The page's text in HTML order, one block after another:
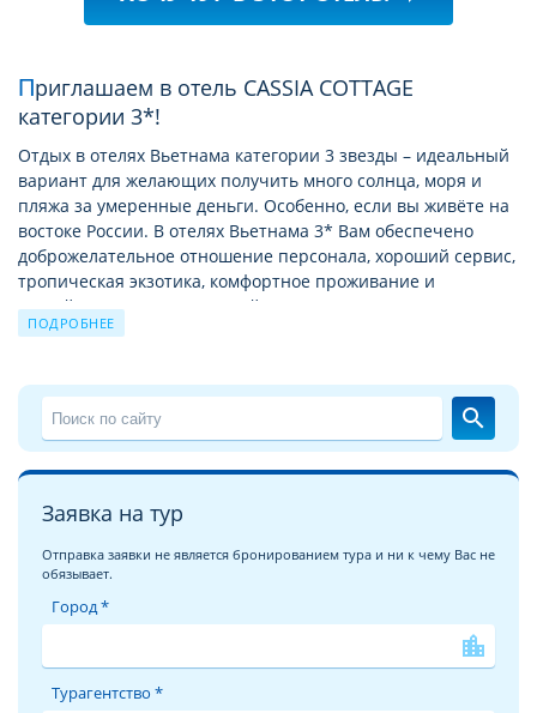
Приглашаем в отель CASSIA COTTAGE
категории 3*!
Отдых в отелях Вьетнама категории 3 звезды – идеальный
вариант для желающих получить много солнца, моря и
пляжа за умеренные деньги. Особенно, если вы живёте на
востоке России. В отелях Вьетнама 3* Вам обеспечено
доброжелательное отношение персонала, хороший сервис,
тропическая экзотика, комфортное проживание и
достойное питание. Круглый год Вас ждёт жаркое солнце
на длинных и широких песчаных пляжах, дайвинг в тёплом
закаты на фоне дивных пейзажей, горы, бухты и джунгли,
буддийские храмы, разнообразные морепродукты и свежие
фрукты.
Расположенные относительно рядом знаменитые курорты
Тайланда заставляют хотельеров Вьетнама прикладывать
максимум усилий, чтобы предложить больше качества за
сходную сумму тура.
Тропические приключения на курортах Вьетнама с ВЕЛЛ
– это непередаваемо!
Среди отелей Вьетнама, расположенных на первой линии
от моря, много «трёшек» 3*. По внешнему виду зданий и
ПОДРОБНЕЕ
search
Заявка на тур
Отправка заявки не является бронированием тура и ни к чему Вас не
обязывает.
Город *
location_city
Турагентство *